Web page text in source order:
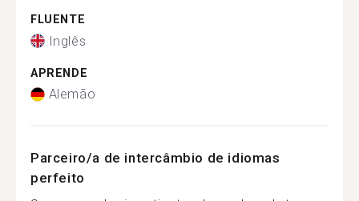
FLUENTE
Inglês
APRENDE
Alemão
Parceiro/a de intercâmbio de idiomas
perfeito